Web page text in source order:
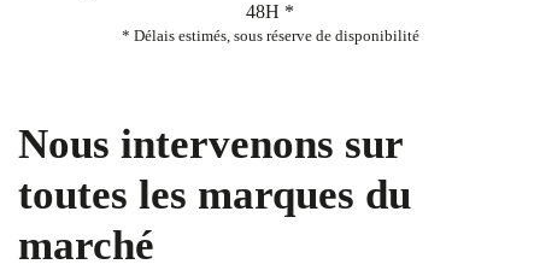
48H *
* Délais estimés, sous réserve de disponibilité
Nous intervenons sur
toutes les marques du
marché